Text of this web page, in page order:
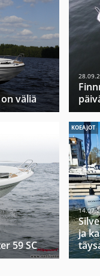
väliä
59 SC
KOEAJOT
ja